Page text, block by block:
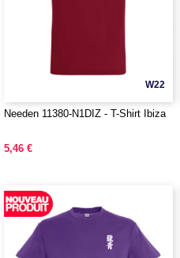
W22
Needen 11380-N1DIZ - T-Shirt Ibiza
5,46 €